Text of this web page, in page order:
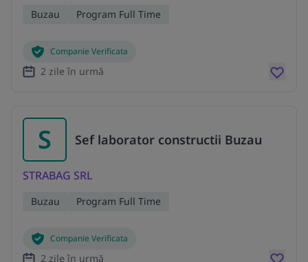
Buzau Program Full Time
Companie Verificata
2 zile în urmă
S Sef laborator constructii Buzau
STRABAG SRL
Buzau Program Full Time
Companie Verificata
2 zile în urmă